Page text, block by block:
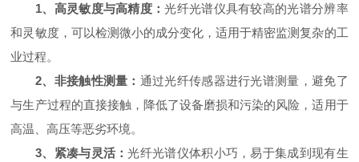
1、高灵敏度与高精度：光纤光谱仪具有较高的光谱分辨率
和灵敏度，可以检测微小的成分变化，适用于精密监测复杂的工
业过程。
2、非接触性测量： 通过光纤传感器进行光谱测量，避免了
与生产过程的直接接触，降低了设备磨损和污染的风险，适用于
高温、高压等恶劣环境。
3、紧凑与灵活：光纤光谱仪体积小巧，易于集成到现有生